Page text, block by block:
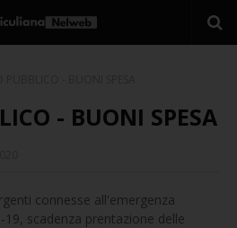
- BUONI SPESA
connesse all'emergenza
scadenza prentazione delle